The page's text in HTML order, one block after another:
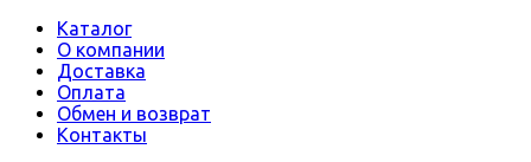
Каталог
О компании
Доставка
Оплата
Обмен и возврат
Контакты